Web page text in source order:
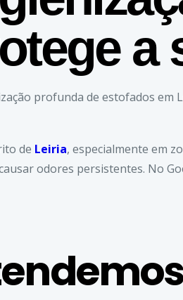
a
de Leiria, especialmente em
odores persistentes. No